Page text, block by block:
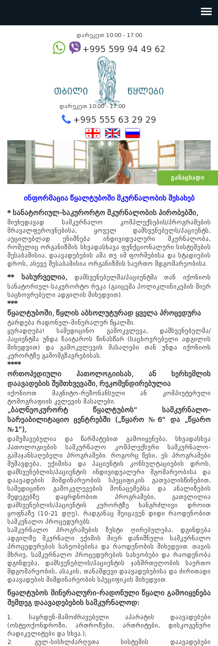
ᲒᲐᲜᲐᲪᲮᲐᲓᲘ
დარეკეთ 10:00 - 17:00
თბილი წყლები
დარეკეთ 10:00 - 17:00
+995 555 63 29
ინფორმაცია წყალტუბოში მკურნალობის შესახებ
*სანატორიულ-საკურორტო მკურნალობის პირობებში,
მიუხედავად სამკურნალო კომპლექსების/პროგრამების
მრავალფეროვნებისა, ყოველ დამსვენებელს/პაციენტს,
აუცილებლად ენიშნება ინდივიდუალური მკურნალობა,
რომელიც ორგანიზმის სხვადასხავა ფუნქციონალური სისტემების
შესაბამისია, დაავადებების ამა თუ იმ ფორმებისა და სტადიების
დროს, ასევე შესაბამისია ორგანიზმის საერთო მდგომარეობისა.
** სასურველია,დამსვენებელმა/პაციენტმა თან იქონიოს
სანატორიულ-საკურორტო რუკა (გაიცემა პოლიკლინიკების მიერ
საცხოვრებელი ადგილის მიხედვით).
***
წყალტუბოში, წყლის აბსოლუტურად ყველა პროცედურა
ტარდება რადონულ-მინერალურ წყალში.
ყურადღება! სამედიცინო გამოკვლევა, დამსვენებელმა/
პაციენტმა უნდა ჩაიტაროს წინასწარ (საცხოვრებელი ადგილის
მიხედვით) და გამოკვლევის მასალები თან უნდა იქონიოს
კურორტზე გამომგზავრებისას.
****
ორთოპედიული პათოლოგიისას, ან ხერხემლის
დაავადების შემთხვევაში, რეკომენდირებულია
იქონიოთ მაგნიტო-რეზონანსული ან კომპიუტერული
ტომოგრაფიის კვლევის მასალები.
„ბალნეოკურორტ წყალტუბოს“ სამკურნალო-
სარეაბილიტაციო ცენტრებში („წყარო №6“ და „წყარო
№1“),
დამუშავებულია და წარმატებით გამოიყენება, სხვადასხვა
პათოლოგიების სამკურნალო კომპლექსური სამკურნალო-
გამაჯანსაღებელი პროგრამები. როგორც წესი, ეს პროგრამები
მუშავდება, ექიმისა და პაციენტის კონსულტაციების დროს,
დამსვენებლის/პაციენტის ინდივიდუალური მგომარეობისა და
დაავადების მიმდინარეობის სპეციფიკის გათვალისწინებით,
სამედიცინო გამოკვლევების მონაცემებსა და ანალიზების
შედეგებზე დაყრდნობით. პროგრამები, გათვლილია
დამსვენებლის/პაციენტის კურორტზე ხანგრძლივი დროით
ყოფნაზე (10-21 დღე), რადგანაც შეიცავენ დიდი რაოდენობით
სამკუნალო პროცედურებს.
სამკურნალო პროგრამების ზუსტი ღირებულება, დგინდება
ადგილზე მკურნალი ექიმის მიერ დანიშნული სამკურნალო
პროცედურების სახეობებისა და რაოდენობის მიხედვით. თავის
მხრივ, სამკურნალო პროცედურების სახეობები და რაოდენობა
დგინდება, დამსვენებლის/პაციენტის ჯანმრთელობის საერთო
მდგომარეობის, ასაკის, თანამდევი დაავადებებისა და ძირითადი
დაავადების მიმდინარეობის სპეციფიკის მიხედვით.
წყალტუბოს მინერალური-რადონული წყალი გამოიყენება
შემდეგ დაავადებების სამკურნალოდ:
1. საყრდენ-მამოძრავებელი აპარატის დაავადებები
(ოსტეოქონდროზი, ართროზები, ართრიტები, დისკოგენური
რადიკულიტები და სხვა.);
2. გულ-სისხლძარღვთა სისტემის დაავადებები